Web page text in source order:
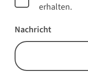
erhalten.
Nachricht